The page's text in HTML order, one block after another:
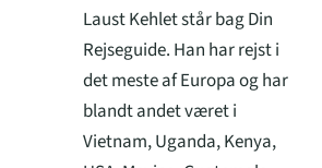
Laust Kehlet står bag Din
Rejseguide. Han har rejst i
det meste af Europa og har
blandt andet været i
Vietnam, Uganda, Kenya,